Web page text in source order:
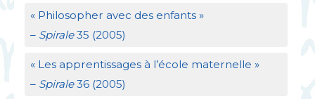
« Philosopher avec des enfants »
– Spirale35 (2005)
« Les apprentissages à l’école maternelle »
– Spirale36 (2005)